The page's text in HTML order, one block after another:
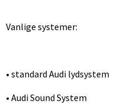
Vanlige systemer:
• standard Audi lydsystem
• Audi Sound System